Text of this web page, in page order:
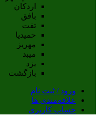
اردکان
بافق
تفت
حميديا
مهریز
ميبد
يزد
بازگشت
ورود / ثبت نام
علاقه‌مندی ها
حساب کاربری